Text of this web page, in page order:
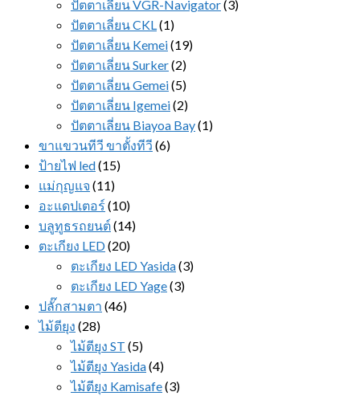
ปัตตาเลี่ยน VGR-Navigator(3)
ปัตตาเลี่ยน CKL(1)
ปัตตาเลี่ยน Kemei(19)
ปัตตาเลี่ยน Surker(2)
ปัตตาเลี่ยน Gemei(5)
ปัตตาเลี่ยน Igemei(2)
ปัตตาเลี่ยน Biayoa Bay(1)
ขาแขวนทีวี ขาตั้งทีวี (6)
ป้ายไฟ led(15)
แม่กุญแจ (11)
อะแดปเตอร์ (10)
บลูทูธรถยนต์(14)
ตะเกียง LED(20)
ตะเกียง LED Yasida(3)
ตะเกียง LED Yage(3)
ปลั๊กสามตา (46)
ไม้ตียุง (28)
ไม้ตียุง ST (5)
ไม้ตียุง Yasida(4)
ไม้ตียุง Kamisafe(3)